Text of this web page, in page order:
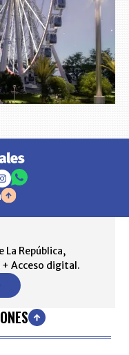
La República,
Acceso digital.